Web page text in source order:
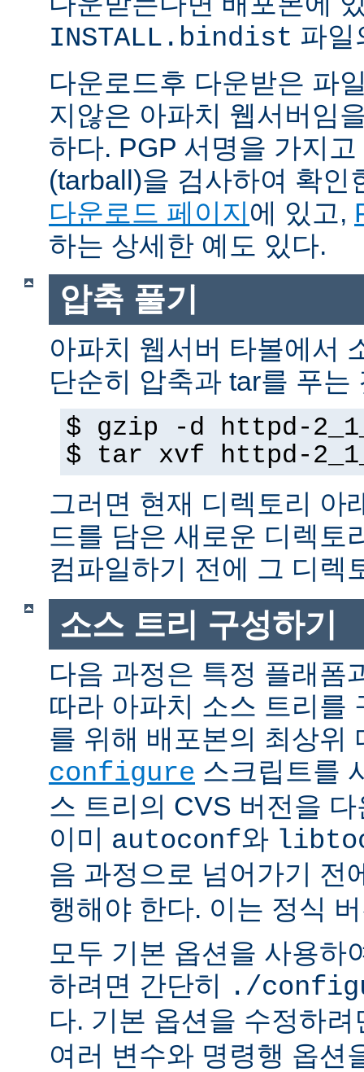
INSTALL.bindist 파일
다운로드후 다운받은 파
지않은 아파치 웹서버임
하다. PGP 서명을 가지
(tarball)을 검사하여 확인
다운로드 페이지 에 있고,
하는 상세한 예도 있다.
압축 풀기
아파치 웹서버 타볼에서
단순히 압축과 tar를 푸는
$ gzip -d httpd-
$ tar xvf httpd-
그러면 현재 디렉토리 아
드를 담은 새로운 디렉토
컴파일하기 전에 그 디렉
소스 트리 구성하기
다음 과정은 특정 플래폼
따라 아파치 소스 트리를
를 위해 배포본의 최상위
configure 스크립트를
스 트리의 CVS 버전을
이미 autoconf와
음 과정으로 넘어가기 전
행해야 한다. 이는 정식
모두 기본 옵션을 사용하
하려면 간단히 ./
다. 기본 옵션을 수정하
여러 변수와 명령행 옵션